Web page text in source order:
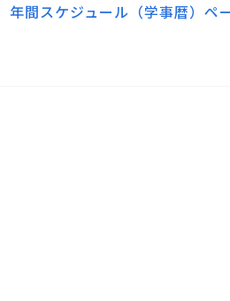
年間スケジュール（学事暦）ペ